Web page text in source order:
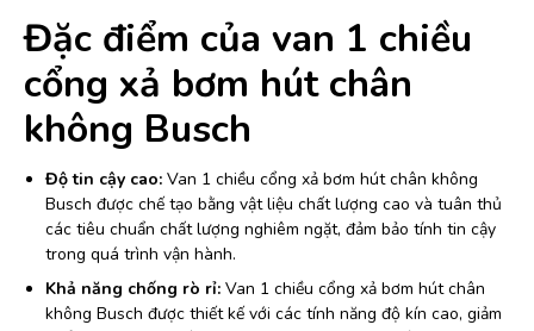
Đặc điểm của van 1 chiều
cổng xả bơm hút chân
không Busch
Độ tin cậy cao: Van 1 chiều cổng xả bơm hút chân không
Busch được chế tạo bằng vật liệu chất lượng cao và tuân thủ
các tiêu chuẩn chất lượng nghiêm ngặt, đảm bảo tính tin cậy
trong quá trình vận hành.
Khả năng chống rò rỉ: Van 1 chiều cổng xả bơm hút chân
không Busch được thiết kế với các tính năng độ kín cao, giảm